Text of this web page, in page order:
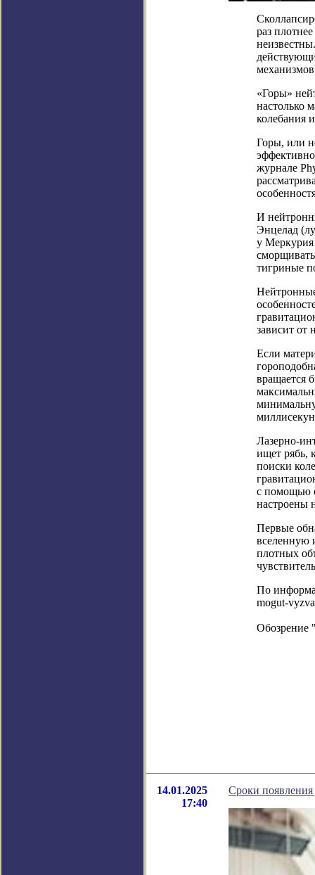
раз
«Горы»
настолько
колебания
Горы, или
журнале
И
Энцелад
у Меркурия
тигриные
зависит от
Если
вращается
Лазерно-
ищет рябь,
поиски
с помощью
настроены
Первые
вселенную
плотных
По
mogut-
Обозрение
14.01.2025
17:40
Сроки появления